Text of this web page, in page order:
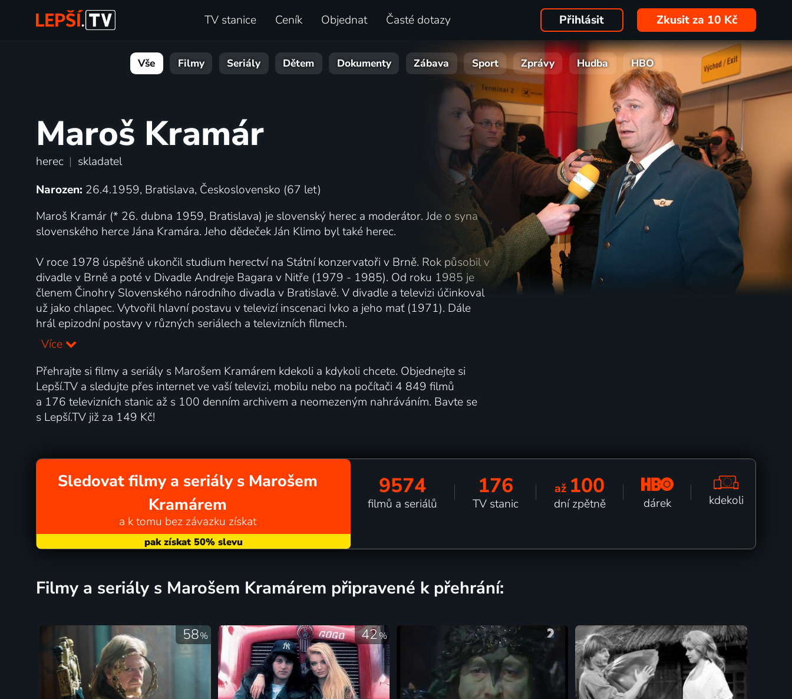
TV stanice Ceník Objednat Časté dotazy Přihlásit Zkusit za 10 Kč
Vše Filmy Seriály Dětem Dokumenty Zábava Sport Zprávy Hudba HBO
Maroš Kramár
herec | skladatel
Narozen: 26.4.1959, Bratislava, Československo (67 let)
Maroš Kramár (* 26. dubna 1959, Bratislava) je slovenský herec a moderátor. Jde o syna
slovenského herce Jána Kramára. Jeho dědeček Ján Klimo byl také herec.
V roce 1978 úspěšně ukončil studium herectví na Státní konzervatoři v Brně. Rok působil v
divadle v Brně a poté v Divadle Andreje Bagara v Nitře (1979 - 1985). Od roku 1985 je
členem Činohry Slovenského národního divadla v Bratislavě. V divadle a televizi účinkoval
už jako chlapec. Vytvořil hlavní postavu v televizí inscenaci Ivko a jeho mať (1971). Dále
hrál epizodní postavy v různých seriálech a televizních filmech.
Více
Přehrajte si filmy a seriály s Marošem Kramárem kdekoli a kdykoli chcete. Objednejte si
Lepší.TV a sledujte přes internet ve vaší televizi, mobilu nebo na počítači 4 849 filmů
a 176 televizních stanic až s 100 denním archivem a neomezeným nahráváním. Bavte se
s Lepší.TV již za 149 Kč!
Sledovat filmy a seriály s Marošem
Kramárem
a k tomu bez závazku získat
9574
filmů a seriálů
176
TV stanic
až 100
dní zpětně dárek kdekoli
filmy a seriály s Marošem Kramárem připravené k přehrání:
58% 42%